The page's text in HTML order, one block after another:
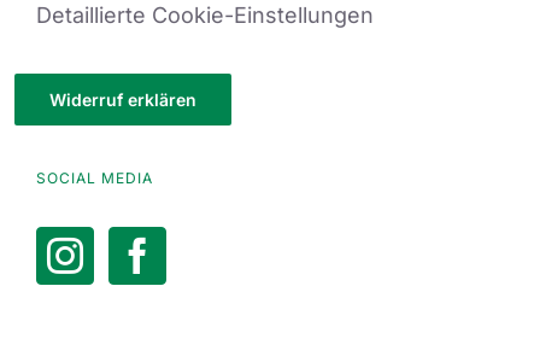
Detaillierte Cookie-Einstellungen
Widerruf erklären
SOCIAL MEDIA